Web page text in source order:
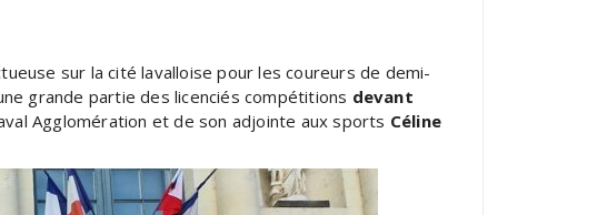
sur la cité lavalloise pour les coureurs de demi-
grande partie des licenciés compétitions devant
Agglomération et de son adjointe aux sports Céline